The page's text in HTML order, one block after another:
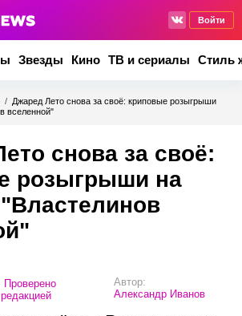
Войти
Звезды Кино ТВ и сериалы Стиль
/ Джаред Лето снова за своё: криповые розыгрыши
вселенной"
снова за своё:
розыгрыши на
Проверено
редакцией
Автор:
Александр Иванов